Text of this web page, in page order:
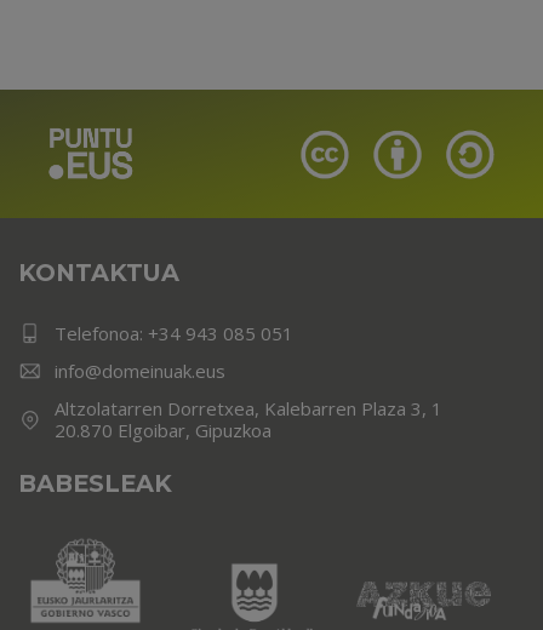
KONTAKTUA
Telefonoa: +34 943 085 051
info@domeinuak.eus
Altzolatarren Dorretxea, Kalebarren Plaza 3, 1
20.870 Elgoibar, Gipuzkoa
BABESLEAK